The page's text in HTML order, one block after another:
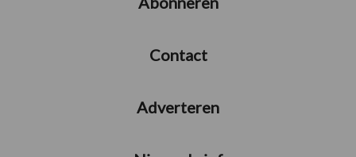
Contact
Adverteren